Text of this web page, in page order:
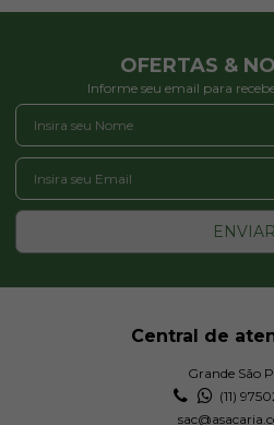
OFERTAS &
Informe seu email para
ENVIAR
Central de
Grande São
(11)